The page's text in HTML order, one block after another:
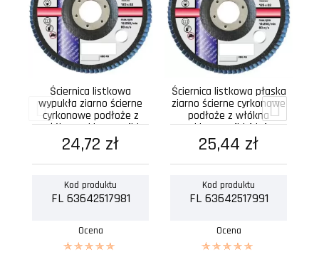
Ściernica listkowa
wypukła ziarno ścierne
cyrkonowe podłoże z
włókna szklanego fld
fdtf...
24,72 zł
Kod produktu
FL 63642517981
Ocena
Ściernica listkowa płaska
ziarno ścierne cyrkonowe
podłoże z włókna
szklanego fld fdsf...
25,44 zł
Kod produktu
FL 63642517991
Ocena